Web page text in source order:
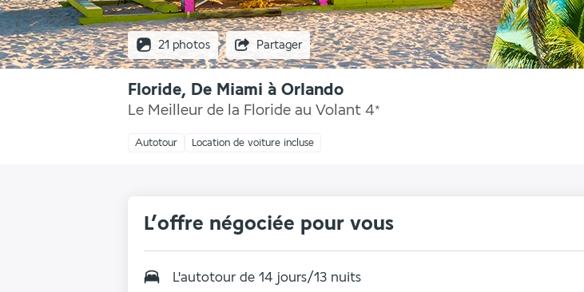
21 photos Partager
Floride, De Miami à Orlando
Le Meilleur de la Floride au Volant 4*
Autotour Location de voiture incluse
L’offre négociée pour vous
L'autotour de 14 jours/13 nuits